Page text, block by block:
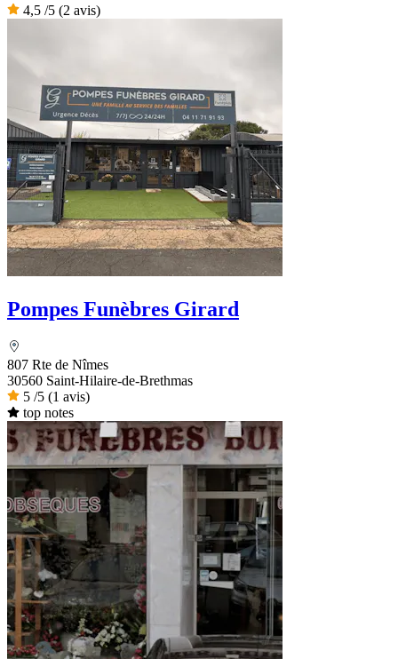
4,5 /5 (2 avis)
Pompes Funèbres Girard
807 Rte de Nîmes
30560 Saint-Hilaire-de-Brethmas
5 /5 (1 avis)
top notes